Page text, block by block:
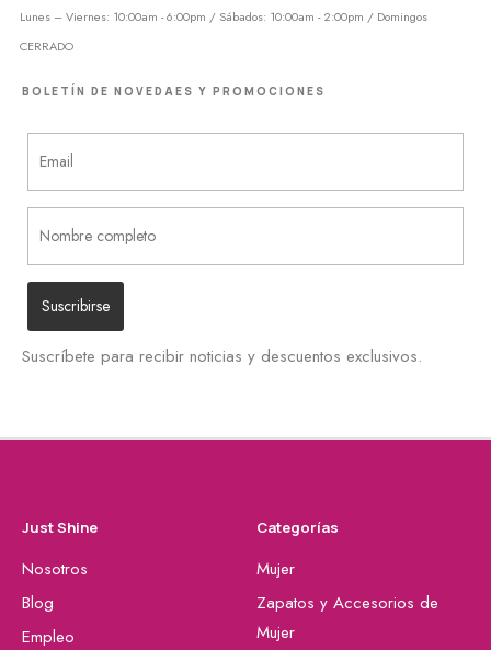
Lunes – Viernes: 10:00am - 6:00pm / Sábados: 10:00am - 2:00pm / Domingos
CERRADO
BOLETÍN DE NOVEDAES Y PROMOCIONES
Suscríbete para recibir noticias y descuentos exclusivos.
Just Shine
Nosotros
Blog
Empleo
Categorías
Mujer
Zapatos y Accesorios de
Mujer